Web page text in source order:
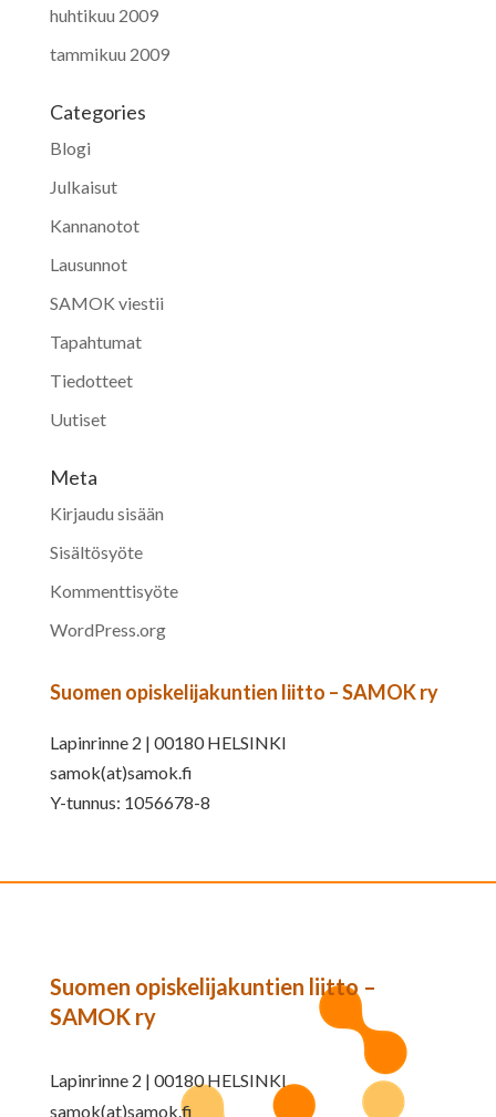
huhtikuu 2009
tammikuu 2009
Categories
Blogi
Julkaisut
Kannanotot
Lausunnot
SAMOK viestii
Tapahtumat
Tiedotteet
Uutiset
Meta
Kirjaudu sisään
Sisältösyöte
Kommenttisyöte
WordPress.org
Suomen opiskelijakuntien liitto – SAMOK ry
Lapinrinne 2 | 00180 HELSINKI
samok(at)samok.fi
Y-tunnus: 1056678-8
Suomen opiskelijakuntien liitto –
SAMOK ry
Lapinrinne 2 | 00180 HELSINKI
samok(at)samok.fi